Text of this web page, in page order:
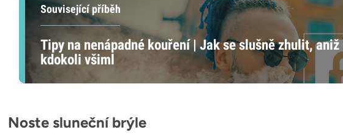
Související příběh
Tipy na nenápadné kouření | Jak se slušně zhulit, aniž
kdokoli všiml
Noste sluneční brýle